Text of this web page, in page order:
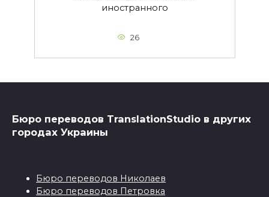
иностранного
26
Бюро переводов TranslationStudio в других
городах Украины
Бюро переводов Николаев
Бюро переводов Петровка